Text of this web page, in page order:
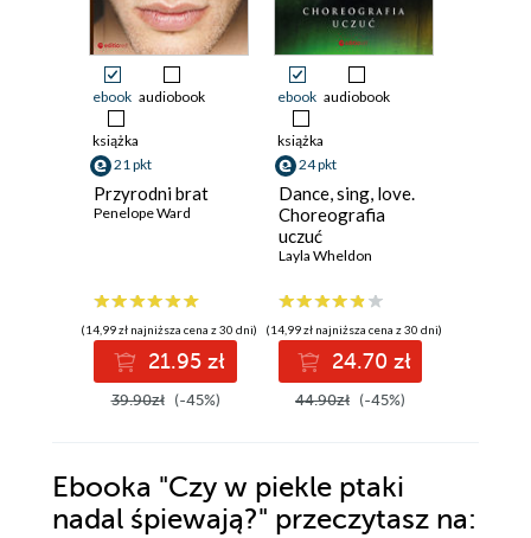
ebook audiobook
książka
21 pkt
Przyrodni brat
Penelope Ward
(14,99 zł najniższa cena z 30 dni)
21.95 zł
39.90zł (-45%)
ebook audiobook
książka
24 pkt
Dance, sing, love.
Choreografia
uczuć
Layla Wheldon
(14,99 zł najniższa cena z 30 dni)
24.70 zł
44.90zł (-45%)
Ebooka "Czy w piekle ptaki
nadal śpiewają?" przeczytasz na: